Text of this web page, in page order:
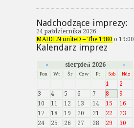
Nadchodzące imprezy:
24 października 2026
MAIDEN uniteD – The 1980 o 19:00
Kalendarz imprez
« sierpień 2026 »
Pon Wt Śr Czw Pt Sob Ndz
1
2
3
4 5 6 7 8
9
10
11 12 13 14 15
16
17
18 19 20 21 22
23
24
25 26 27 28 29 30